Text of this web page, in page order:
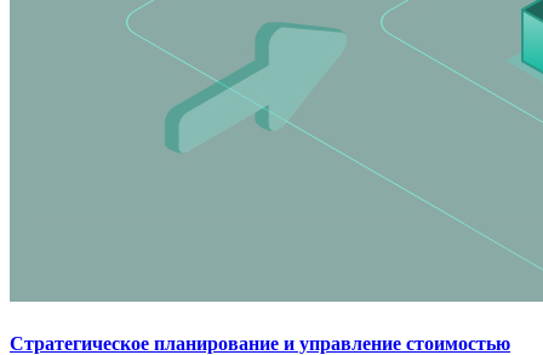
Стратегическое планирование и управление стоимостью